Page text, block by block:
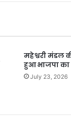
महेश्वरी मंडल
हुआ भाजपा
July 23, 2026